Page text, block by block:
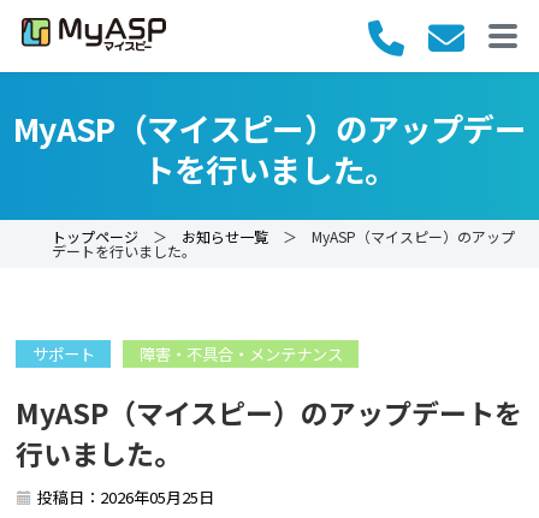
MyASP（マイスピー）のアップデー
トを行いました。
トップページ ＞ お知らせ一覧 ＞ MyASP（マイスピー）のアップ
デートを行いました。
サポート 障害・不具合・メンテナンス
MyASP（マイスピー）のアップデートを
行いました。
投稿日：2026年05月25日